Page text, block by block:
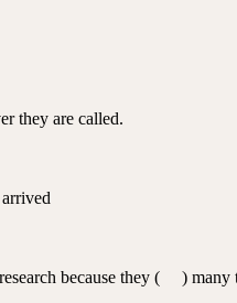
they are called.
because they ( ) many